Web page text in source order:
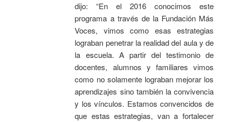
dijo: “En el 2016 conocimos este
programa a través de la Fundación Más
Voces, vimos como esas estrategias
lograban penetrar la realidad del aula y de
la escuela. A partir del testimonio de
docentes, alumnos y familiares vimos
como no solamente lograban mejorar los
aprendizajes sino también la convivencia
y los vínculos. Estamos convencidos de
que estas estrategias, van a fortalecer